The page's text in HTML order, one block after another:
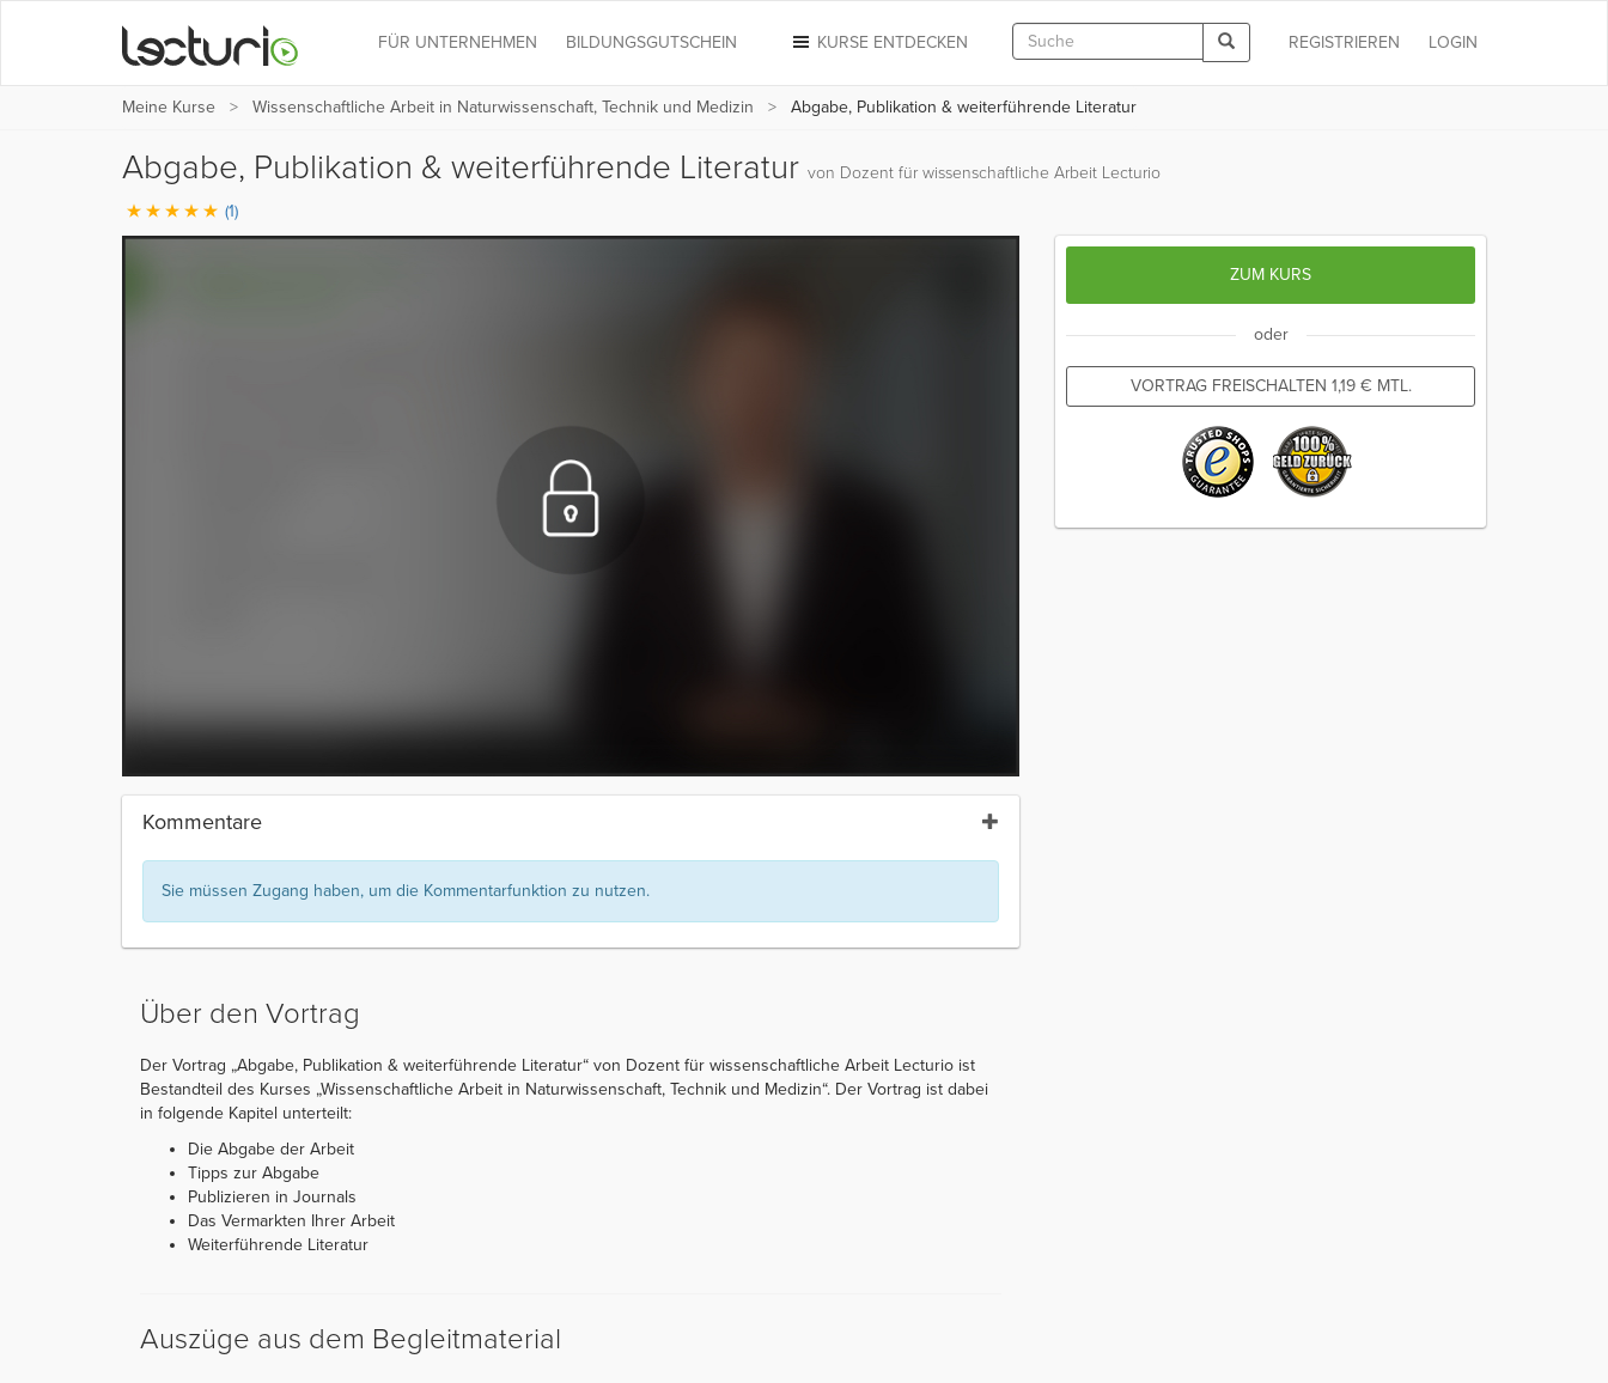
LOGIN
REGISTRIEREN
KURSE ENTDECKEN
FÜR UNTERNEHMEN BILDUNGSGUTSCHEIN
Meine Kurse Wissenschaftliche Arbeit in Naturwissenschaft, Technik und Medizin Abgabe, Publikation & weiterführende Literatur
Abgabe, Publikation & weiterführende Literatur von Dozent für wissenschaftliche Arbeit Lecturio
(1)
Kommentare
Sie müssen Zugang haben, um die Kommentarfunktion zu nutzen.
Über den Vortrag
Der Vortrag „Abgabe, Publikation & weiterführende Literatur“ von Dozent für wissenschaftliche Arbeit Lecturio ist
Bestandteil des Kurses „Wissenschaftliche Arbeit in Naturwissenschaft, Technik und Medizin“. Der Vortrag ist dabei
in folgende Kapitel unterteilt:
Die Abgabe der Arbeit
Tipps zur Abgabe
Publizieren in Journals
Das Vermarkten Ihrer Arbeit
Weiterführende Literatur
Auszüge aus dem Begleitmaterial
ZUM KURS
oder
VORTRAG FREISCHALTEN 1,19 € MTL.